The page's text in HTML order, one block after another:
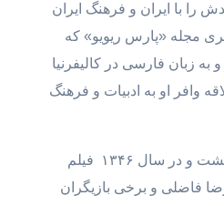
را با ایران و فرهنگ ایران
مجله «پارس ریویو» که
به زبان فارسی در کالیفرنیا
وافر او به ادبیات و فرهنگ
بعد از مدتی به ایران بازگشت و در سال ۱۳۴۶ فیلم
بازی رضا فاضلی و برخی بازیگران